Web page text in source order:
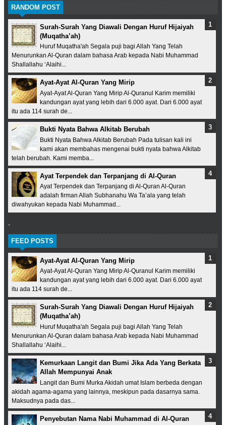
RANDOM POST
Surah-Surah Yang Diawali Dengan Huruf Hijaiyah
(Muqatha’ah)
Huruf Muqatha'ah Segala puji bagi Allah Yang Telah
Menurunkan Al-Quran dalam bahasa Arab kepada Nabi Muhammad
Shallallahu ‘Alaihi...
Ayat-Ayat Al-Quran Yang Mirip
Ayat-Ayat Al-Quran Yang Mirip Al-Quranul Karim memiliki
kandungan ayat yang lebih dari 6.000 ayat. Dari 6.000 ayat
itu ada 114 surah de...
Bukti Nyata Bahwa Alkitab Berubah
Bukti Nyata Bahwa Alkitab Berubah Pada tulisan kali ini
kami akan membahas mengenai bukti nyata bahwa Alkitab
telah berubah. Kami memba...
Ayat Terpendek dan Terpanjang di Al-Quran
Ayat Terpendek dan Terpanjang di Al-Quran Al-Quran
adalah firman Allah Subhanahu Wa Ta’ala yang telah
diwahyukan kepada Nabi Muhammad...
-
FEED POSTS
Ayat-Ayat Al-Quran Yang Mirip
Ayat-Ayat Al-Quran Yang Mirip Al-Quranul Karim memiliki
kandungan ayat yang lebih dari 6.000 ayat. Dari 6.000 ayat
itu ada 114 surah de...
Surah-Surah Yang Diawali Dengan Huruf Hijaiyah
(Muqatha’ah)
Huruf Muqatha'ah Segala puji bagi Allah Yang Telah
Menurunkan Al-Quran dalam bahasa Arab kepada Nabi Muhammad
Shallallahu ‘Alaihi...
Kemurkaan Langit dan Bumi Jika Ada Yang Berkata
Allah Mempunyai Anak
Langit dan Bumi Murka Akidah umat Islam berbeda dengan
akidah agama-agama yang lainnya, meskipun pada dasarnya sama.
Maksudnya pada das...
Penyebutan Nama Nabi Muhammad di Al-Quran